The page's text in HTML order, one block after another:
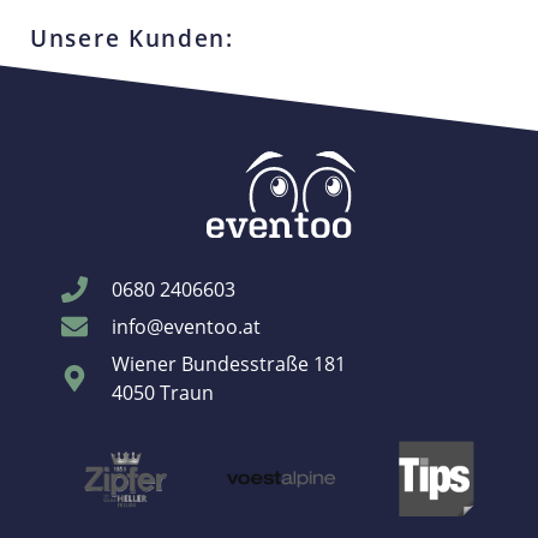
Unsere Kunden:
0680 2406603
info@eventoo.at
Wiener Bundesstraße 181
4050 Traun